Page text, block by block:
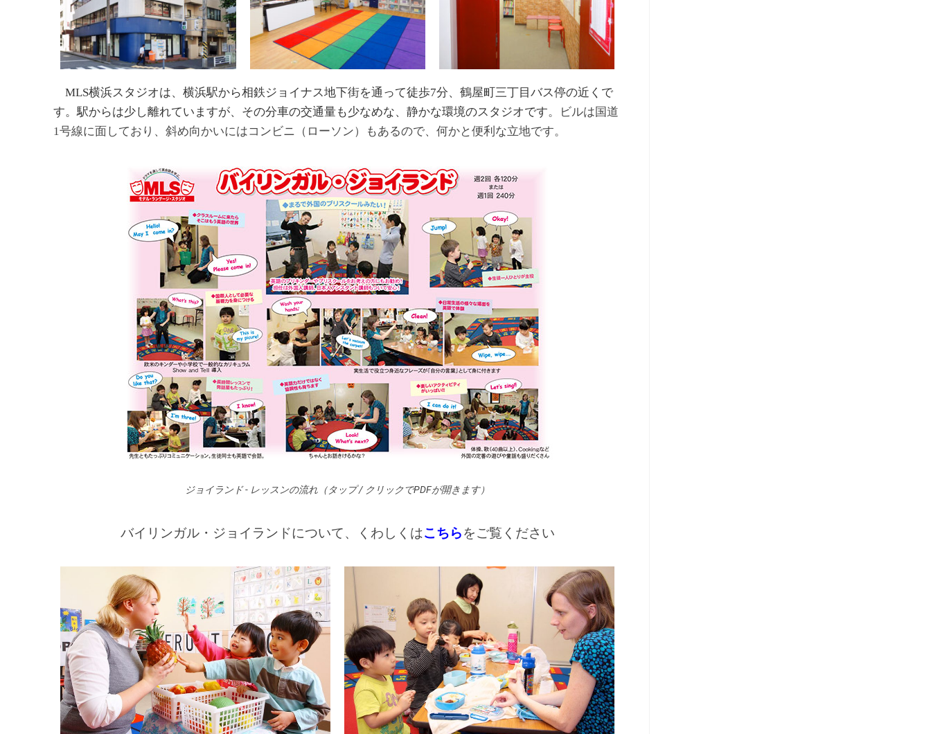
MLS横浜スタジオは、横浜駅から相鉄ジョイナス地下街を通って徒歩7分、鶴屋町三丁目バス停の近くで
す。駅からは少し離れていますが、その分車の交通量も少なめな、静かな環境のスタジオです。ビルは国道
1号線に面しており、斜め向かいにはコンビニ（ローソン）もあるので、何かと便利な立地です。
ジョイランド - レッスンの流れ（タップ / クリックでPDFが開きます）
バイリンガル・ジョイランドについて、くわしくはこちらをご覧ください